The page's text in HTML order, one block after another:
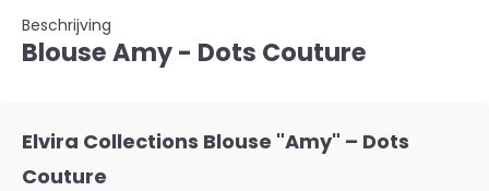
Beschrijving
Blouse Amy - Dots Couture
Elvira Collections Blouse "Amy" – Dots
Couture